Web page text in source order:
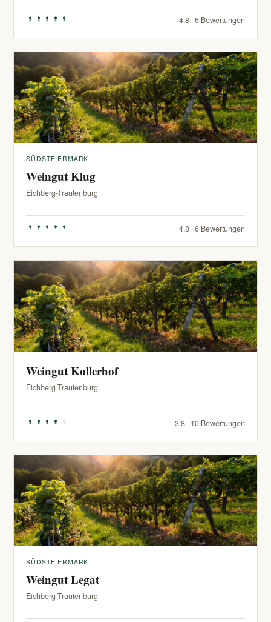
4.8 · 6 Bewertungen
SÜDSTEIERMARK
Weingut Klug
Eichberg-Trautenburg
4.8 · 6 Bewertungen
Weingut Kollerhof
Eichberg Trautenburg
3.8 · 10 Bewertungen
SÜDSTEIERMARK
Weingut Legat
Eichberg-Trautenburg